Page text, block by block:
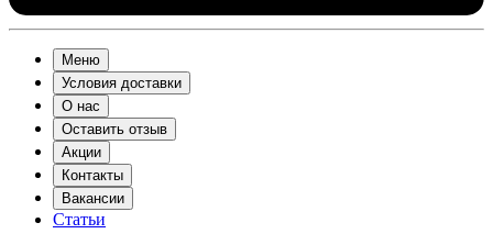
Меню
Условия доставки
О нас
Оставить отзыв
Акции
Контакты
Вакансии
Статьи